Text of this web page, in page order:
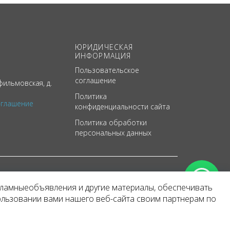
д.
ЮРИДИЧЕСКАЯ
ИНФОРМАЦИЯ
Пользовательское
соглашение
Политика
конфиденциальности сайта
Политика обработки
персональных данных
и другие материалы, обеспечивать
вами нашего веб-сайта своим партнерам по